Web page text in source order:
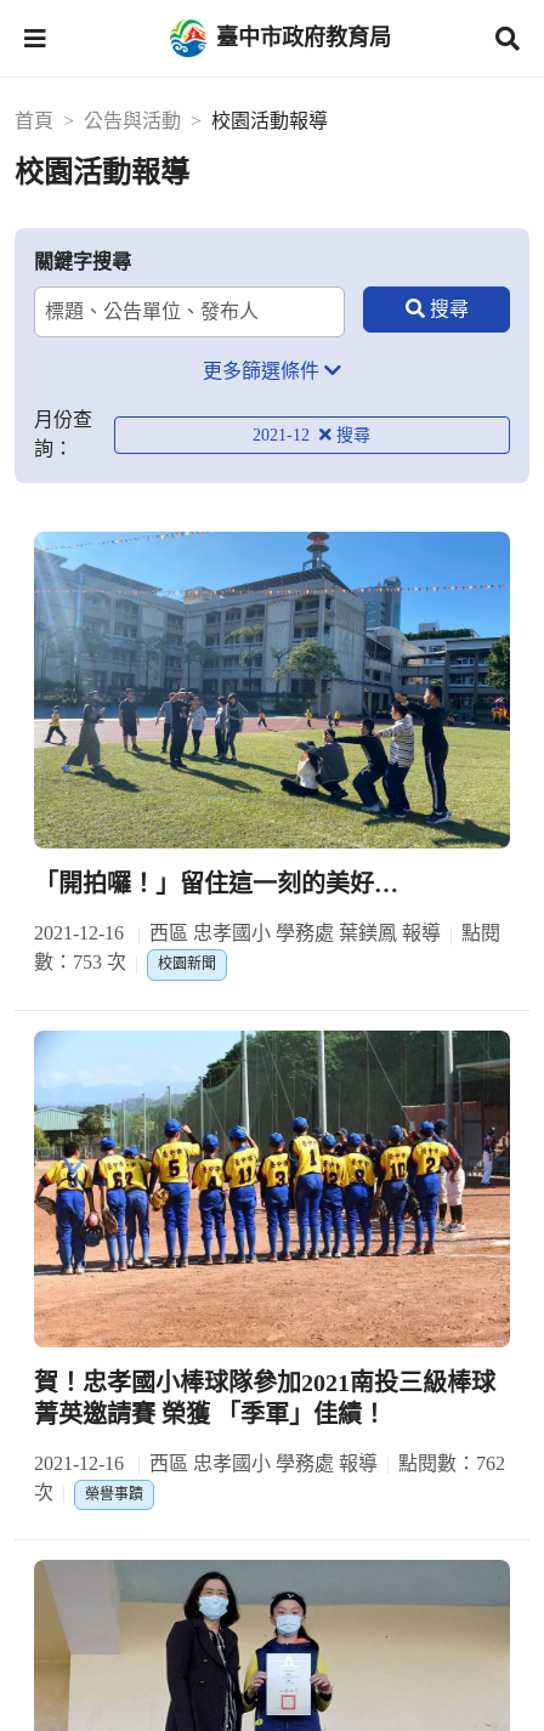
臺中市政府教育局
首頁 公告與活動 校園活動報導
校園活動報導
關鍵字搜尋
更多篩選條件
月份查
詢：
2021-12
「開拍囉！」留住這一刻的美好…
2021-12-16 西區 忠孝國小 學務處 葉鎂鳳 報導
點閱
數：753 次
校園新聞
賀！忠孝國小棒球隊參加2021南投三級棒球
菁英邀請賽 榮獲 「季軍」佳績！
2021-12-16 西區 忠孝國小 學務處 報導
點閱數：762
次
榮譽事蹟